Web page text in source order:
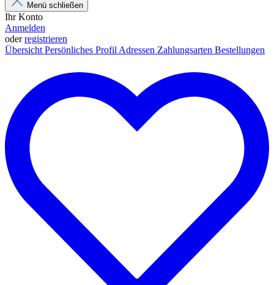
Menü schließen
Ihr Konto
Anmelden
oderregistrieren
Übersicht Persönliches Profil Adressen Zahlungsarten Bestellungen